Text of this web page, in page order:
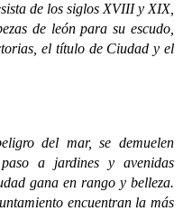
de los siglos XVIII y XIX,
de león para su escudo,
el título de Ciudad y el
del mar, se demuelen
a jardines y avenidas
gana en rango y belleza.
encuentran la más